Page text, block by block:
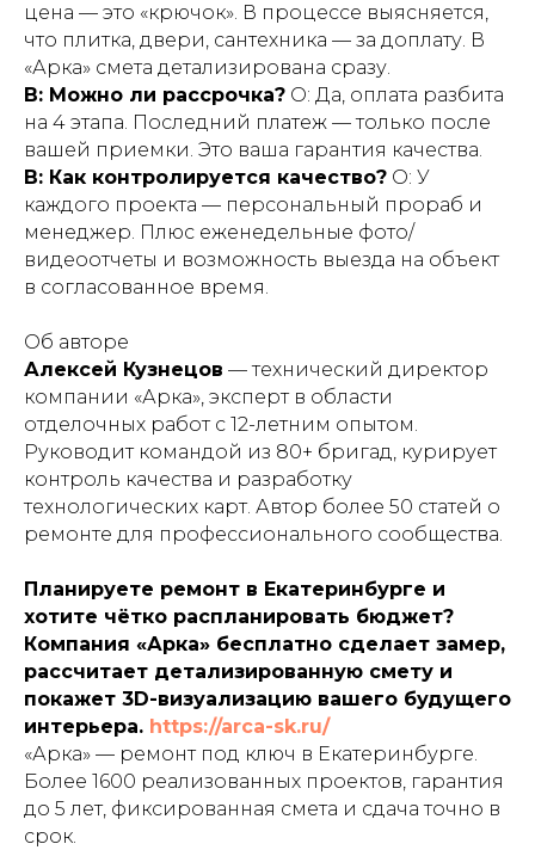
цена — это «крючок». В процессе выясняется,
что плитка, двери, сантехника — за доплату. В
«Арка» смета детализирована сразу.
В: Можно ли рассрочка? О: Да, оплата разбита
на 4 этапа. Последний платеж — только после
вашей приемки. Это ваша гарантия качества.
В: Как контролируется качество? О: У
каждого проекта — персональный прораб и
менеджер. Плюс еженедельные фото/
видеоотчеты и возможность выезда на объект
в согласованное время.
Об авторе
Алексей Кузнецов — технический директор
компании «Арка», эксперт в области
отделочных работ с 12-летним опытом.
Руководит командой из 80+ бригад, курирует
контроль качества и разработку
технологических карт. Автор более 50 статей о
ремонте для профессионального сообщества.
Планируете ремонт в Екатеринбурге и
хотите чётко распланировать бюджет?
Компания «Арка» бесплатно сделает замер,
рассчитает детализированную смету и
покажет 3D-визуализацию вашего будущего
интерьера. https://arca-sk.ru/
«Арка» — ремонт под ключ в Екатеринбурге.
Более 1600 реализованных проектов, гарантия
до 5 лет, фиксированная смета и сдача точно в
срок.